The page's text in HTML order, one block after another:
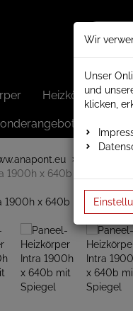
Heizkörper
1900h x 640b mit Spiegel
Wir
Unser
und
klicken,